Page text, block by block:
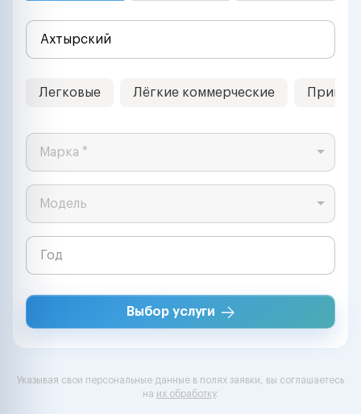
Легковые Лёгкие коммерческие
Марка *
Модель
Выбор услуги
Указывая свои персональные данные в полях заявки, вы соглашаетесь
на их обработку.